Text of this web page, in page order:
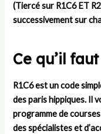
(Tiercé sur R1C6 ET
successivement sur
Ce qu’il
R1C6 est un code
des paris hippiques. Il
programme de
des spécialistes et